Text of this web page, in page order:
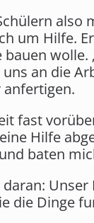
also
um Hilfe.
wolle.
an die
fast
Hilfe
baten
Unser
die Dinge